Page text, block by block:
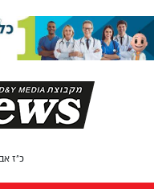
כ"ז אב